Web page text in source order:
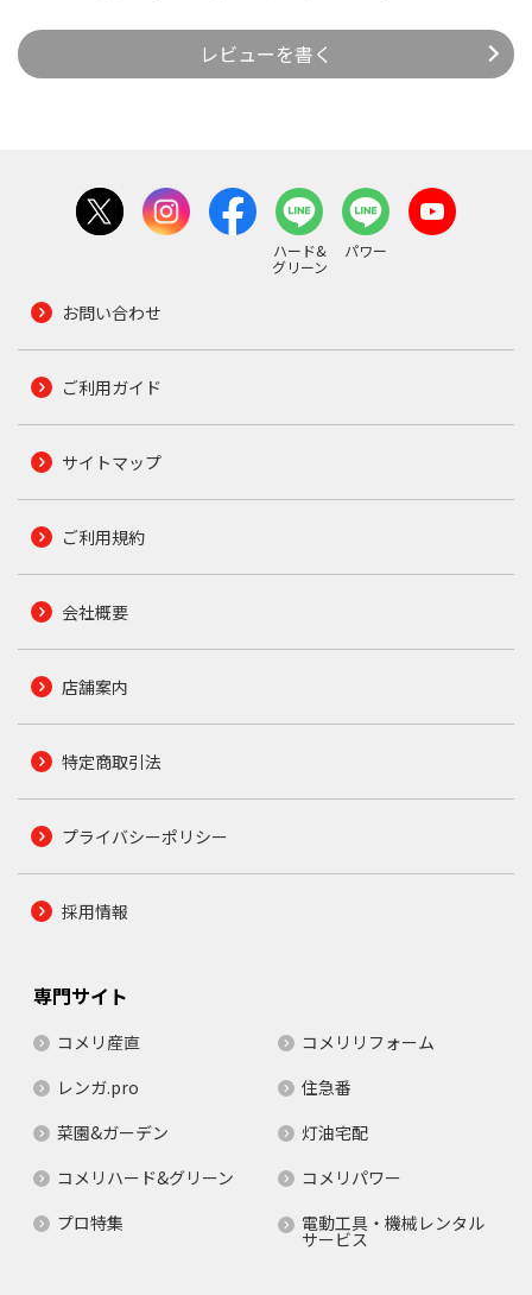
レビューを書く
ハード&
グリーン
パワー
お問い合わせ
ご利用ガイド
サイトマップ
ご利用規約
会社概要
店舗案内
特定商取引法
プライバシーポリシー
採用情報
専門サイト
コメリ産直
コメリリフォーム
レンガ.pro
住急番
菜園&ガーデン
灯油宅配
コメリハード&グリーン
コメリパワー
プロ特集
電動工具・機械レンタル
サービス